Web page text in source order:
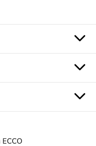
Вы можете
а также получить
или через сеть
в наших